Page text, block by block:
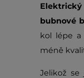
bubnové
kol lépe a
méně
Jelikož